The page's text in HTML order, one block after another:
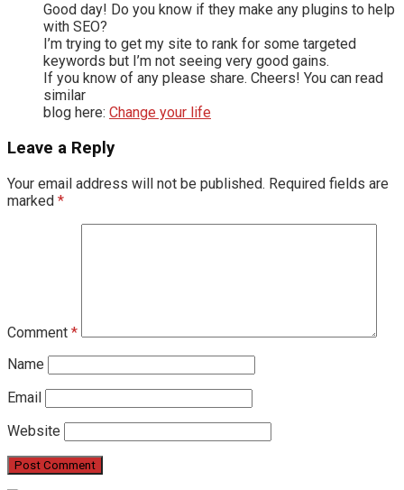
Good day! Do you know if they make any plugins to help
with SEO?
I’m trying to get my site to rank for some targeted
keywords but I’m not seeing very good gains.
If you know of any please share. Cheers! You can read
similar
blog here: Change your life
Leave a Reply
Your email address will not be published. Required fields are
marked *
Comment *
Name
Email
Website